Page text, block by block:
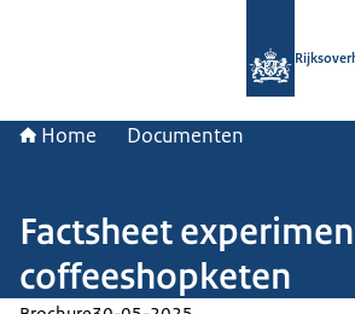
Home Documenten
Factsheet
coffeeshopketen